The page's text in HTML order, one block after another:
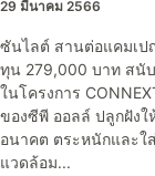
29 มีนาคม 2566
ซันไลต์ สานต่อแคมเป
ทุน 279,000 บาท สนั
ในโครงการ
ของซีพี ออลล์ ปลูกฝังใ
อนาคต ตระหนักและใ
แวดล้อม...